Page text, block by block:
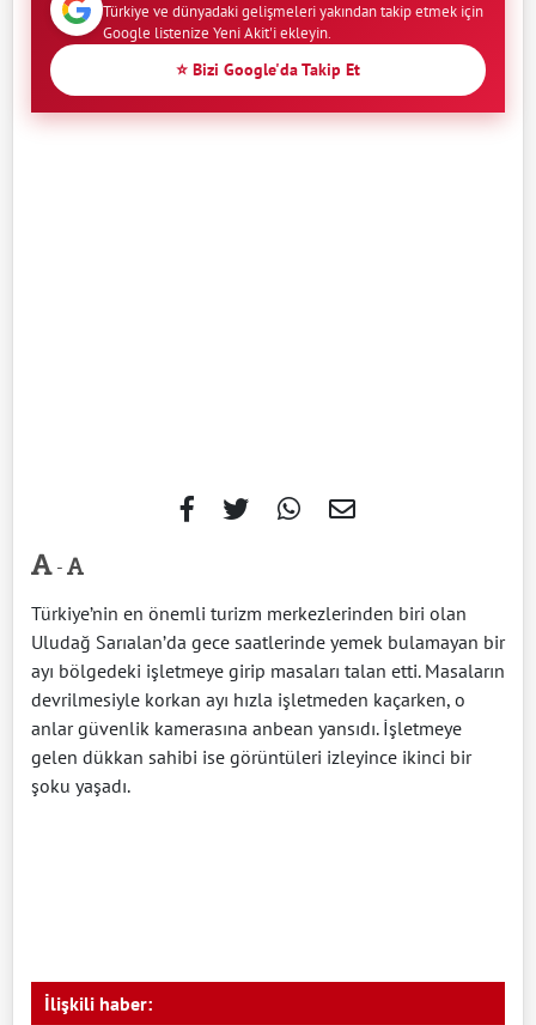
Türkiye ve dünyadaki gelişmeleri yakından takip etmek için
Google listenize Yeni Akit'i ekleyin.
⭐ Bizi Google'da Takip Et
-
Türkiye’nin en önemli turizm merkezlerinden biri olan
Uludağ Sarıalan’da gece saatlerinde yemek bulamayan bir
ayı bölgedeki işletmeye girip masaları talan etti. Masaların
devrilmesiyle korkan ayı hızla işletmeden kaçarken, o
anlar güvenlik kamerasına anbean yansıdı. İşletmeye
gelen dükkan sahibi ise görüntüleri izleyince ikinci bir
şoku yaşadı.
İlişkili haber: